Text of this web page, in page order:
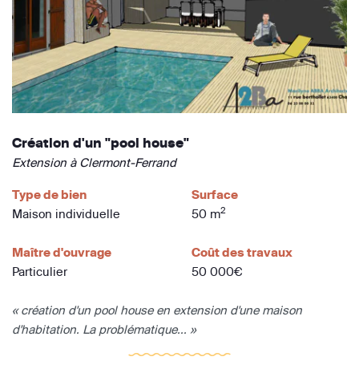
Création d'un "pool house"
Extension à Clermont-Ferrand
Type de bien
Maison individuelle
Surface
50 m2
Maître d'ouvrage
Particulier
Coût des travaux
50 000€
« création d'un pool house en extension d'une maison
d'habitation. La problématique... »